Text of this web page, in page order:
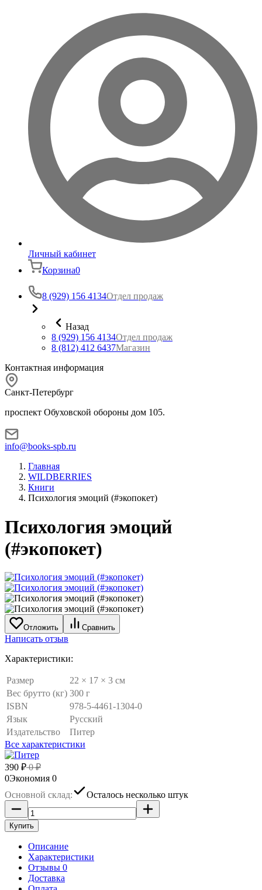
Личный кабинет
Корзина0
8 (929) 156 4134Отдел продаж
Назад
8 (929) 156 4134Отдел продаж
8 (812) 412 6437Магазин
Контактная информация
Санкт-Петербург
проспект Обуховской обороны дом 105.
info@books-spb.ru
Главная
WILDBERRIES
Книги
Психология эмоций (#экопокет)
Психология эмоций
(#экопокет)
Отложить Сравнить
Написать отзыв
Характеристики:
Размер
22 × 17 × 3 см
Вес брутто (кг) 300 г
ISBN
978-5-4461-1304-0
Язык
Русский
Издательство
Питер
Все характеристики
390 ₽0₽
0Экономия 0
Основной склад:
Осталось несколько штук
Купить
Описание
Характеристики
Отзывы 0
Доставка